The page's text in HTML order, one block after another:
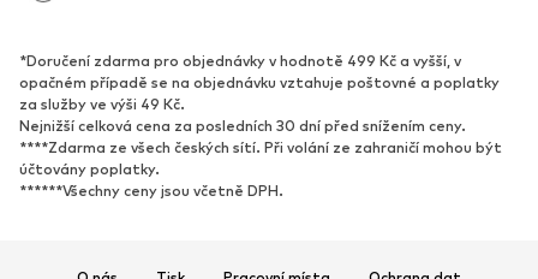
Nové
Oblíbené
Tenisky
Lodičky & boty na podpatku
Kozačky
Sandály
*Doručení zdarma pro objednávky v hodnotě 499 Kč a vyšší, v
opačném případě se na objednávku vztahuje poštovné a poplatky
za služby ve výši 49 Kč.
Nejnižší celková cena za posledních 30 dní před snížením ceny.
****Zdarma ze všech českých sítí. Při volání ze zahraničí mohou být
účtovány poplatky.
******Všechny ceny jsou včetně DPH.